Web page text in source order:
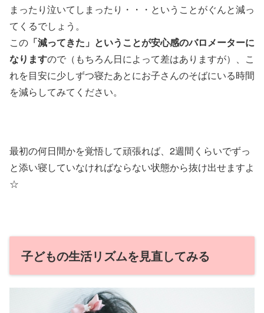
まったり泣いてしまったり・・・ということがぐんと減っ
てくるでしょう。
この 「減ってきた」ということが安心感のバロメーターに
なりますので（もちろん日によって差はありますが）、こ
れを目安に少しずつ寝たあとにお子さんのそばにいる時間
を減らしてみてください。
最初の何日間かを覚悟して頑張れば、2週間くらいでずっ
と添い寝していなければならない状態から抜け出せますよ
☆
子どもの生活リズムを見直してみる